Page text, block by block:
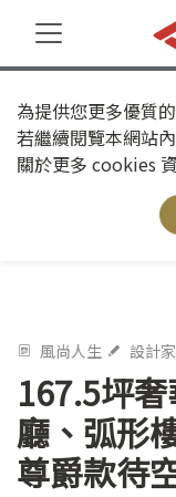
為提供您更多優質
若繼續閱覽本網站
關於更多 cookies
風尚人生 設計家
167.5坪
廳、弧形
尊爵款待